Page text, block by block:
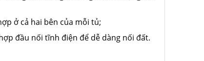
ở cả hai bên của mỗi tủ;
đầu nối tĩnh điện để dễ dàng nối đất.